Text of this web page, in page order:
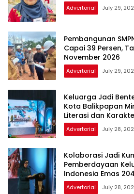
Advertorial July 29,
Pembangunan
Capai 39 Persen,
November 2026
Advertorial July 29,
Keluarga Jadi
Kota Balikpapan
Literasi dan
Advertorial July 28,
Kolaborasi Jadi
Pemberdayaan
Indonesia Emas
Advertorial July 28,